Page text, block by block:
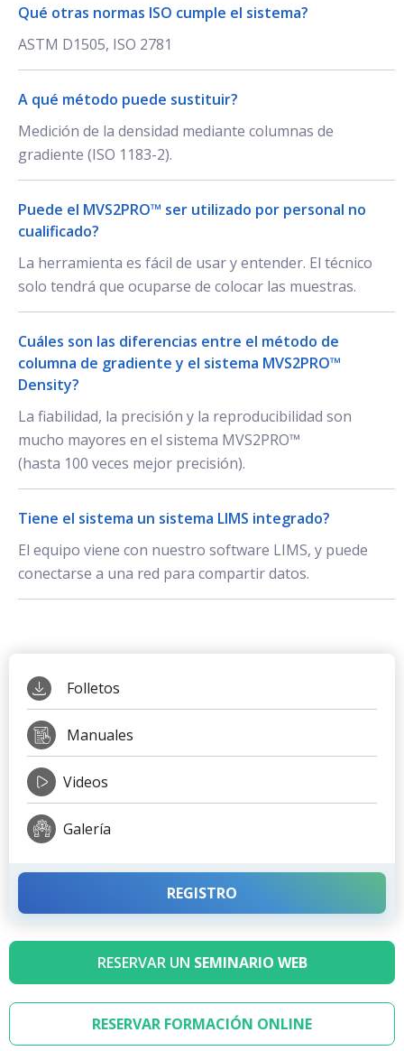
Folletos
Manuales
Videos
Galería
REGISTRO
RESERVAR UN SEMINARIO WEB
RESERVAR FORMACIÓN ONLINE
Qué otras normas ISO cumple el sistema?
ASTM D1505, ISO 2781
A qué método puede sustituir?
Medición de la densidad mediante columnas de
gradiente (ISO 1183-2).
Puede el MVS2PRO™ ser utilizado por personal no
cualificado?
La herramienta es fácil de usar y entender. El técnico
solo tendrá que ocuparse de colocar las muestras.
Cuáles son las diferencias entre el método de
columna de gradiente y el sistema MVS2PRO™
Density?
La fiabilidad, la precisión y la reproducibilidad son
mucho mayores en el sistema MVS2PRO™
(hasta 100 veces mejor precisión).
Tiene el sistema un sistema LIMS integrado?
El equipo viene con nuestro software LIMS, y puede
conectarse a una red para compartir datos.